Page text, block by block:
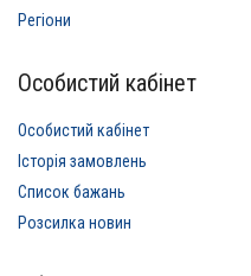
Регіони
Особистий кабінет
Особистий кабінет
Історія замовлень
Список бажань
Розсилка новин